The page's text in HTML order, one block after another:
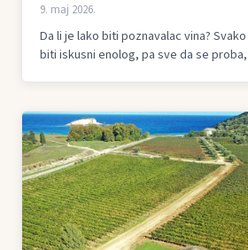
9. maj 2026.
Da li je lako biti poznavalac vina?
biti iskusni enolog, pa sve da se